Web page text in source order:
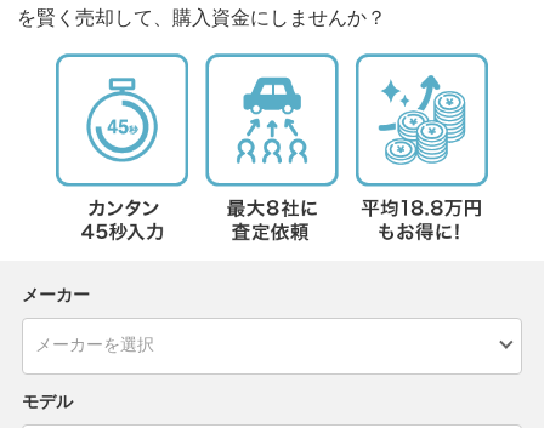
を賢く売却して、購入資金にしませんか？
メーカー
モデル